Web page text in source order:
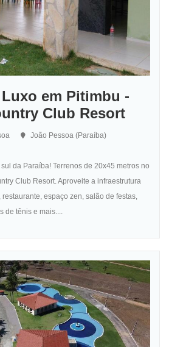
em Pitimbu -
Club Resort
João Pessoa (Paraíba)
da Paraíba! Terrenos de 20x45 metros no
Club Resort. Aproveite a infraestrutura
espaço zen, salão de festas,
de tênis e mais....